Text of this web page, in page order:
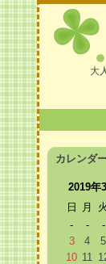
大
カレンダ
2019年
日
月 火
-
- -
3
4 5
10 11